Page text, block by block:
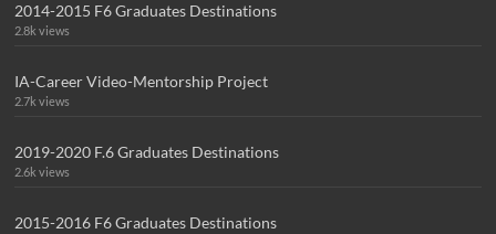
2014-2015 F6 Graduates Destinations
2.8k views
IA-Career Video-Mentorship Project
2.7k views
2019-2020 F.6 Graduates Destinations
2.6k views
2015-2016 F6 Graduates Destinations